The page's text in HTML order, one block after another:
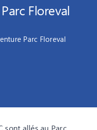
Floreval
Parc Floreval